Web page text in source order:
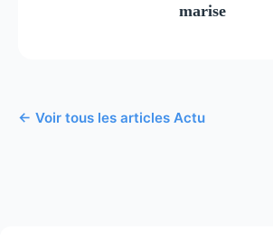
marise
← Voir tous les articles Actu